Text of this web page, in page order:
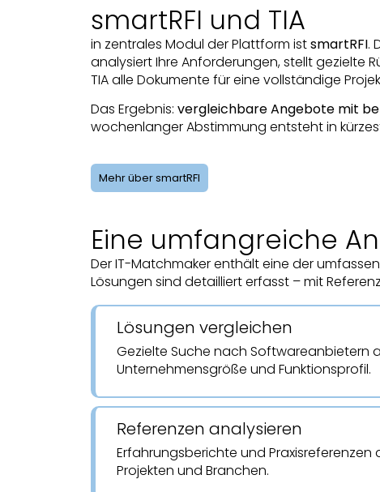
smartRFI und TIA
in zentrales Modul der Plattform istsmartRFI.
analysiert Ihre Anforderungen, stellt gezielte
TIA alle Dokumente für eine vollständige
Das Ergebnis: vergleichbare Angebote mit
wochenlanger Abstimmung entsteht in
Mehr über smartRFI
Eine umfangreiche
Der IT-Matchmaker enthält eine der
Lösungen sind detailliert erfasst – mit
Lösungen vergleichen
Gezielte Suche nach Softwareanbietern
Unternehmensgröße und Funktionsprofil.
Referenzen analysieren
Erfahrungsberichte und Praxisreferenzen
Projekten und Branchen.